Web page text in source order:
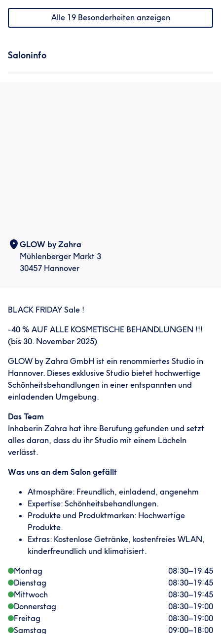
Alle 19 Besonderheiten anzeigen
Saloninfo
GLOW by Zahra
Mühlenberger Markt 3
30457 Hannover
BLACK FRIDAY Sale !
-40 % AUF ALLE KOSMETISCHE BEHANDLUNGEN !!!
(bis 30. November 2025)
GLOW by Zahra GmbH ist ein renommiertes Studio in
Hannover. Dieses exklusive Studio bietet hochwertige
Schönheitsbehandlungen in einer entspannten und
einladenden Umgebung.
Das Team
Inhaberin Zahra hat ihre Berufung gefunden und setzt
alles daran, dass du ihr Studio mit einem Lächeln
verlässt.
Was uns an dem Salon gefällt
Atmosphäre: Freundlich, einladend, angenehm
Expertise: Schönheitsbehandlungen.
Produkte und Produktmarken: Hochwertige
Produkte.
Extras: Kostenlose Getränke, kostenfreies WLAN,
kinderfreundlich und klimatisiert.
Montag
08:30–19:45
Dienstag
08:30–19:45
Mittwoch
08:30–19:45
Donnerstag
08:30–19:00
Freitag
08:30–19:00
Samstag
09:00–18:00